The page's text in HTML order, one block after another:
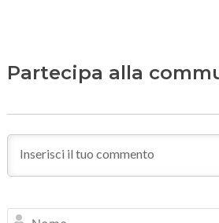
Partecipa alla